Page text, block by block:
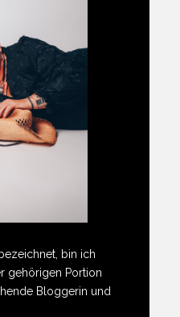
bin ich
gehörigen Portion
Bloggerin und